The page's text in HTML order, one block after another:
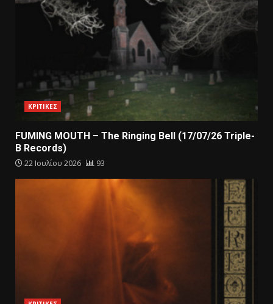
ΚΡΙΤΙΚΕΣ
FUMING MOUTH – The Ringing Bell (17/07/26 Triple-
B Records)
22 Ιουλίου 2026 93